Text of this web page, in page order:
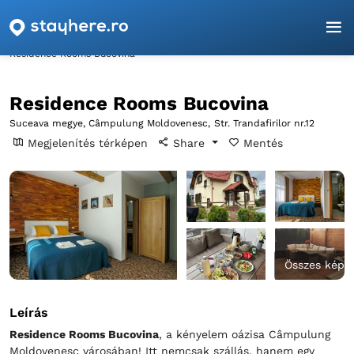
Főoldal
Residence Rooms Bucovina
Residence Rooms Bucovina
Suceava megye, Câmpulung Moldovenesc, Str. Trandafirilor nr.12
Megjelenítés térképen Share Mentés
Összes kép
Leírás
Residence Rooms Bucovina, a kényelem oázisa Câmpulung
Moldovenesc városában! Itt nemcsak szállás, hanem egy